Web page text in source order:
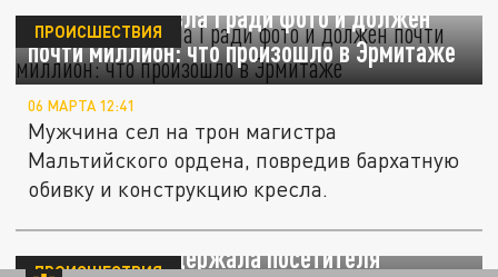
Сел на трон Павла I ради фото и должен
почти миллион: что произошло в Эрмитаже
ПРОИСШЕСТВИЯ
06 МАРТА 12:41
Мужчина сел на трон магистра
Мальтийского ордена, повредив бархатную
обивку и конструкцию кресла.
Отломал палец "Императрице" и скрылся:
Росгвардия задержала посетителя
ПРОИСШЕСТВИЯ